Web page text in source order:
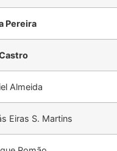
Pereira
Almeida
Eiras S. Martins